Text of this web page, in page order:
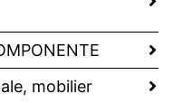
mobilier